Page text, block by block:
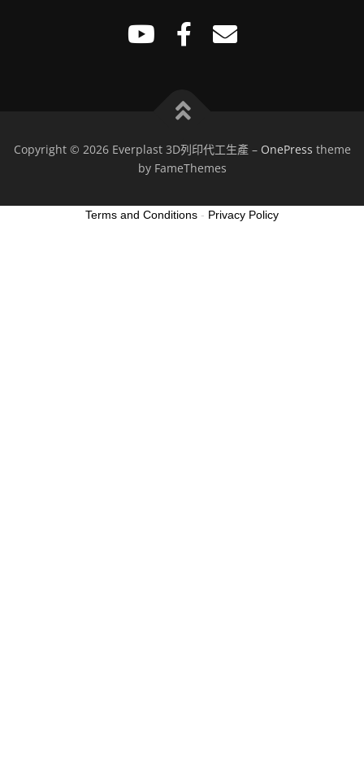
Copyright © 2026 Everplast 3D列印代工生產– OnePress theme
by FameThemes
Terms and Conditions - Privacy Policy